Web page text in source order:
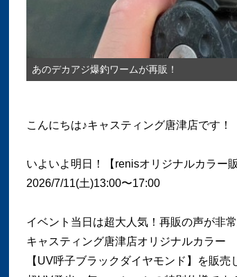
あのデカアジ爆釣ワームが再販！
こんにちは♪キャスティング唐津店です！
いよいよ明日！【renisオリジナルカラー
2026/7/11(土)13:00〜17:00
イベント当日は超大人気！再販の声が非常
キャスティング唐津店オリジナルカラー
【UV呼子ブラックダイヤモンド】を販売